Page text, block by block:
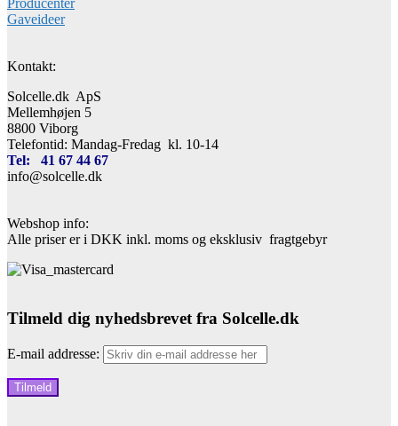
Gaveideer
Kontakt:
Solcelle.dk ApS
Mellemhøjen 5
8800 Viborg
Telefontid: Mandag-Fredag kl. 10-14
Tel: 41 67 44 67
info@solcelle.dk
Webshop info:
Alle priser er i DKK inkl. moms og eksklusiv fragtgebyr
Tilmeld dig nyhedsbrevet fra Solcelle.dk
E-mail addresse: